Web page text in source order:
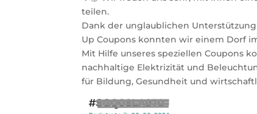
teilen.
Dank der unglaublichen
Up Coupons konnten wir einem Dorf
Mit Hilfe unseres speziellen Coupons
nachhaltige Elektrizität und
für Bildung, Gesundheit und